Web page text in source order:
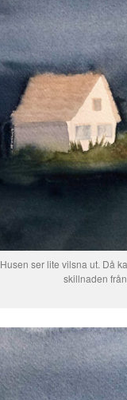
Husen ser lite vilsna ut. Då
skillnaden